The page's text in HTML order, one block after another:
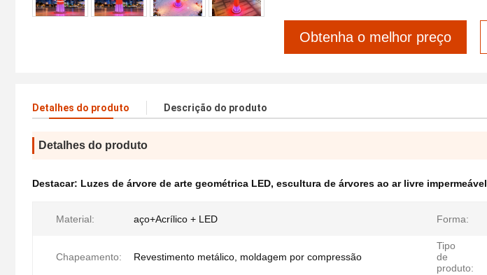
Obtenha o melhor preço
Detalhes do produto Descrição do produto
Detalhes do produto
Destacar: Luzes de árvore de arte geométrica LED, escultura de árvores ao ar livre impermeável
Material: aço+Acrílico + LED Forma:
Chapeamento: Revestimento metálico, moldagem por compressão
Tipo
de
produto: